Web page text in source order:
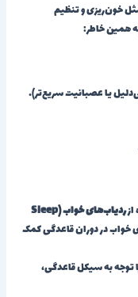
خون‌ریزی و تنظیم
همین خاطر:
یا عصبانیت سریع‌تر).
ردیاب‌های خواب (Sleep
خواب در دوران قاعدگی کمک
توجه به سیکل قاعدگی،